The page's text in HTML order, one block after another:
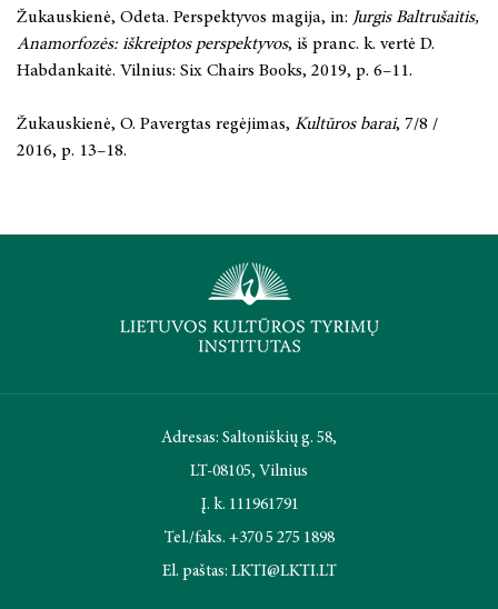
Žukauskienė, Odeta. Perspektyvos magija, in: Jurgis Baltrušaitis,
Anamorfozės: iškreiptos perspektyvos, iš pranc. k. vertė D.
Habdankaitė. Vilnius: Six Chairs Books, 2019, p. 6–11.
Žukauskienė, O. Pavergtas regėjimas, Kultūros barai, 7/8 /
2016, p. 13–18.
Adresas: Saltoniškių g. 58,
LT-08105, Vilnius
Į. k. 111961791
Tel./faks. +370 5 275 1898
El. paštas: LKTI@LKTI.LT